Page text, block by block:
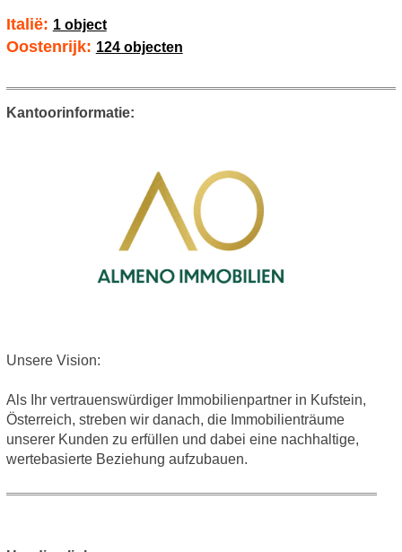
Italië: 1 object
Oostenrijk: 124 objecten
Kantoorinformatie:
Unsere Vision:
Als Ihr vertrauenswürdiger Immobilienpartner in Kufstein,
Österreich, streben wir danach, die Immobilienträume
unserer Kunden zu erfüllen und dabei eine nachhaltige,
wertebasierte Beziehung aufzubauen.